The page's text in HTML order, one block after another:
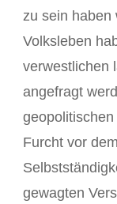
zu sein haben
Volksleben
verwestlichen
angefragt
Furcht vor
gewagten